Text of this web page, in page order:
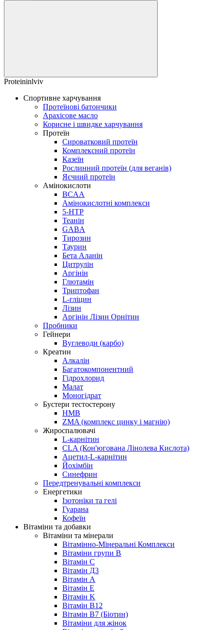
Proteininlviv
Спортивне харчування
Протеїнові батончики
Арахісове масло
Корисне і швидке харчування
Протеїн
Сироватковий протеїн
Комплексний протеїн
Казеїн
Рослинний протеїн (для веганів)
Яєчний протеїн
Амінокислоти
BCAA
Амінокислотні комплекси
5-HTP
Теанін
GABA
Тирозин
Таурин
Бета Аланін
Цитрулін
Аргінін
Глютамін
Триптофан
L-гліцин
Лізин
Аргінін Лізин Орнітин
Пробники
Гейнери
Вуглеводи (карбо)
Креатин
Алкалін
Багатокомпонентний
Гідрохлорид
Малат
Моногідрат
Бустери тестостерону
HMB
ZMA (комплекс цинку і магнію)
Жироспалювачі
L-карнітин
CLA (Кон'югована Лінолева Кислота)
Ацетил-L-карнітин
Йохімбін
Синефрин
Передтренувальні комплекси
Енергетики
Ізотоніки та гелі
Гуарана
Кофеїн
Вітаміни та добавки
Вітаміни та мінерали
Вітамінно-Мінеральні Комплекси
Вітаміни групи B
Вітамін С
Вітамін Д3
Вітамін А
Вітамін Е
Вітамін K
Вітамін В12
Вітамін В7 (Біотин)
Вітаміни для жінок